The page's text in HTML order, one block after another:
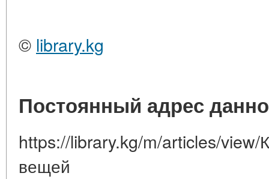
© library.kg
Постоянный адрес
https://library.kg/m/articles/view/
вещей